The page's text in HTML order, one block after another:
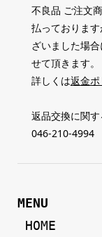
不良品 ご注文
払っておりま
ざいました場
せて頂きます。
詳しくは返金
返品交換に関
046-210-4994
MENU
HOME